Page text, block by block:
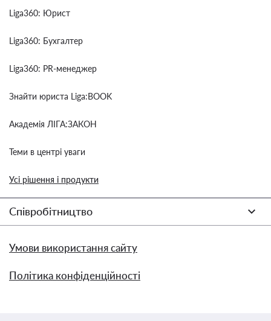
Liga360: Юрист
Liga360: Бухгалтер
Liga360: PR-менеджер
Знайти юриста Liga:BOOK
Академія ЛІГА:ЗАКОН
Теми в центрі уваги
Усі рішення і продукти
Співробітництво
Умови використання сайту
Політика конфіденційності